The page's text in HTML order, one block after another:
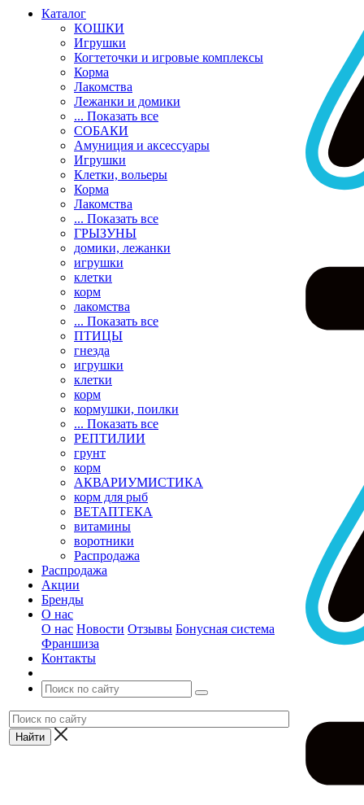
Каталог
КОШКИ
Игрушки
Когтеточки и игровые комплексы
Корма
Лакомства
Лежанки и домики
... Показать все
СОБАКИ
Амуниция и аксессуары
Игрушки
Клетки, вольеры
Корма
Лакомства
... Показать все
ГРЫЗУНЫ
домики, лежанки
игрушки
клетки
корм
лакомства
... Показать все
ПТИЦЫ
гнезда
игрушки
клетки
корм
кормушки, поилки
... Показать все
РЕПТИЛИИ
грунт
корм
АКВАРИУМИСТИКА
корм для рыб
ВЕТАПТЕКА
витамины
воротники
Распродажа
Распродажа
Акции
Бренды
О нас
О нас Новости Отзывы Бонусная система
Франшиза
Контакты